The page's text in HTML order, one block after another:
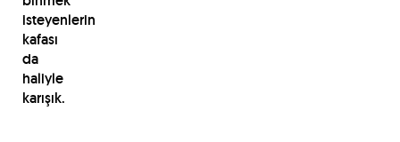
isteyenlerin
kafası
da
haliyle
karışık.